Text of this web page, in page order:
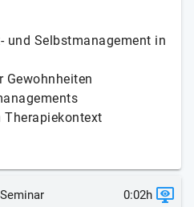
und Selbstmanagement in
Gewohnheiten
0:02h